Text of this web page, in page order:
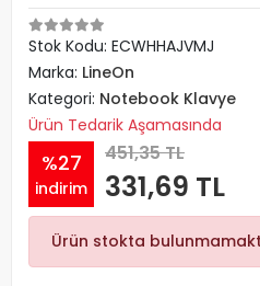
Stok Kodu: ECWHHAJVMJ
Marka: LineOn
Kategori: Notebook Klavye
Ürün Tedarik Aşamasında
%27
indirim
451,35 TL
331,69 TL
Ürün stokta